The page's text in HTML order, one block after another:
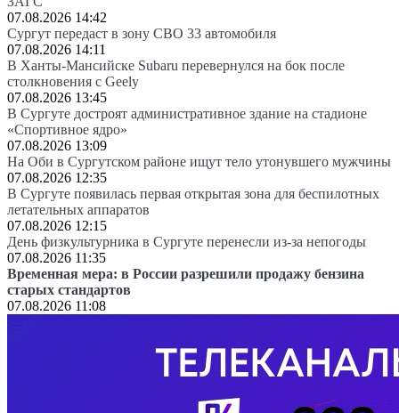
07.08.2026 14:42
Сургут передаст в зону СВО 33 автомобиля
07.08.2026 14:11
В Ханты-Мансийске Subaru перевернулся на бок после
столкновения с Geely
07.08.2026 13:45
В Сургуте достроят административное здание на стадионе
«Спортивное ядро»
07.08.2026 13:09
На Оби в Сургутском районе ищут тело утонувшего мужчины
07.08.2026 12:35
В Сургуте появилась первая открытая зона для беспилотных
летательных аппаратов
07.08.2026 12:15
День физкультурника в Сургуте перенесли из-за непогоды
07.08.2026 11:35
Временная мера: в России разрешили продажу бензина
старых стандартов
07.08.2026 11:08